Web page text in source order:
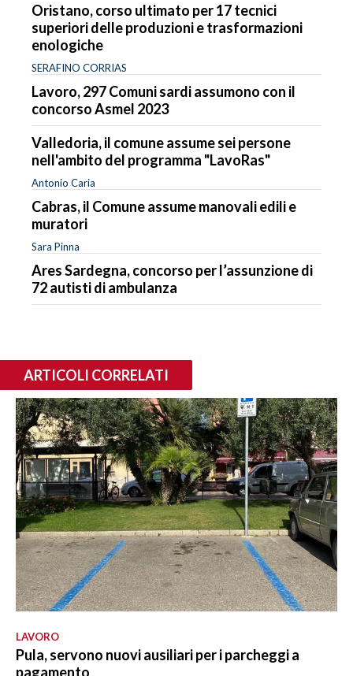
Oristano, corso ultimato per 17 tecnici
superiori delle produzioni e trasformazioni
enologiche
SERAFINO CORRIAS
Lavoro, 297 Comuni sardi assumono con il
concorso Asmel 2023
Valledoria, il comune assume sei persone
nell'ambito del programma "LavoRas"
Antonio Caria
Cabras, il Comune assume manovali edili e
muratori
Sara Pinna
Ares Sardegna, concorso per l’assunzione di
72 autisti di ambulanza
ARTICOLI CORRELATI
LAVORO
Pula, servono nuovi ausiliari per i parcheggi a
pagamento